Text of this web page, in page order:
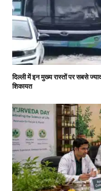
दिल्ली में इन मुख्य रास्तों पर सबसे
शिकायत